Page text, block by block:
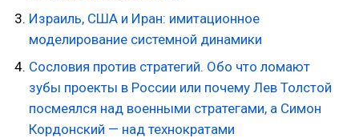
Израиль, США и Иран: имитационное
моделирование системной динамики
Сословия против стратегий. Обо что ломают
зубы проекты в России или почему Лев Толстой
посмеялся над военными стратегами, а Симон
Кордонский — над технократами